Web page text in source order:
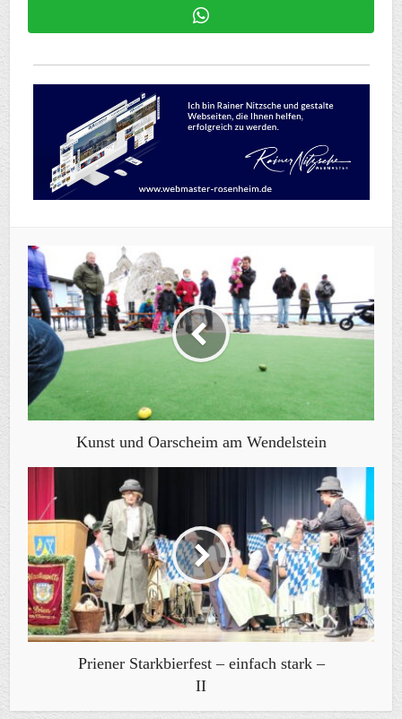
Kunst und Oarscheim am Wendelstein
Priener Starkbierfest – einfach stark –
II